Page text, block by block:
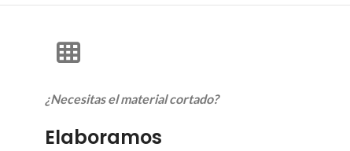
¿Necesitas el material cortado?
Elaboramos